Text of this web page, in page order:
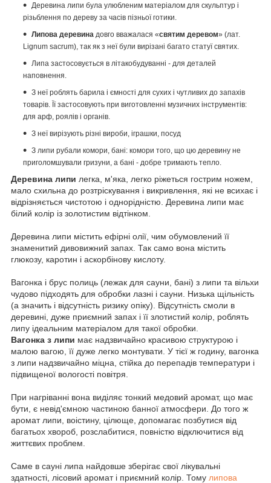
Деревина липи була улюбленим матеріалом для скульптур і
різьблення по дереву за часів пізньої готики.
Липова деревина довго вважалася «святим деревом» (лат.
Lignum sacrum), так як з неї були вирізані багато статуї святих.
Липа застосовується в літакобудуванні - для деталей
наповнення.
З неї роблять барила і ємності для сухих і чутливих до запахів
товарів. Її застосовують при виготовленні музичних інструментів:
для арф, роялів і органів.
З неї вирізують різні вироби, іграшки, посуд
З липи рубали комори, бані: комори того, що цю деревину не
приголомшували гризуни, а бані - добре тримають тепло.
Деревина липи легка, м'яка, легко ріжеться гострим ножем,
мало схильна до розтріскування і викривлення, які не всихає і
відрізняється чистотою і однорідністю. Деревина липи має
білий колір із золотистим відтінком.
Деревина липи містить ефірні олії, чим обумовлений її
знаменитий дивовижний запах. Так само вона містить
глюкозу, каротин і аскорбінову кислоту.
Вагонка і брус полиць (лежак для сауни, бані) з липи та вільхи
чудово підходять для обробки лазні і сауни. Низька щільність
(а значить і відсутність ризику опіку). Відсутність смоли в
деревині, дуже приємний запах і її злотистий колір, роблять
липу ідеальним матеріалом для такої обробки.
Вагонка з липи має надзвичайно красивою структурою і
малою вагою, її дуже легко монтувати. У тієї ж годину, вагонка
з липи надзвичайно міцна, стійка до перепадів температури і
підвищеної вологості повітря.
При нагріванні вона виділяє тонкий медовий аромат, що має
бути, є невід'ємною частиною банної атмосфери. До того ж
аромат липи, воістину, цілюще, допомагає позбутися від
багатьох хвороб, розслабитися, повністю відключитися від
життєвих проблем.
Саме в сауні липа найдовше зберігає свої лікувальні
здатності, лісовий аромат і приємний колір. Тому липова